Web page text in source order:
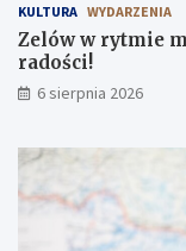
KULTURA WYDARZENIA
Zelów w rytmie
radości!
6 sierpnia 2026